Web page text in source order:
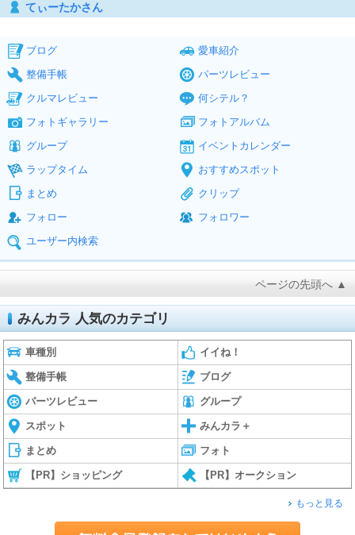
てぃーたかさん
ブログ
愛車紹介
整備手帳
パーツレビュー
クルマレビュー
何シテル？
フォトギャラリー
フォトアルバム
グループ
イベントカレンダー
ラップタイム
おすすめスポット
まとめ
クリップ
フォロー
フォロワー
ユーザー内検索
ページの先頭へ ▲
みんカラ 人気のカテゴリ
車種別 イイね！
整備手帳 ブログ
パーツレビュー グループ
スポット みんカラ＋
まとめ フォト
【PR】ショッピング 【PR】オークション
もっと見る